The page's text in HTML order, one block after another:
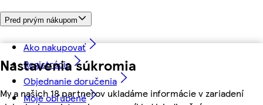
Nastavenia súkromia
My a našich 18 partnerov ukladáme informácie v zariadení
Pred prvým nákupom
Ako nakupovať
Registrácia
Objednanie doručenia
Moje obľúbené